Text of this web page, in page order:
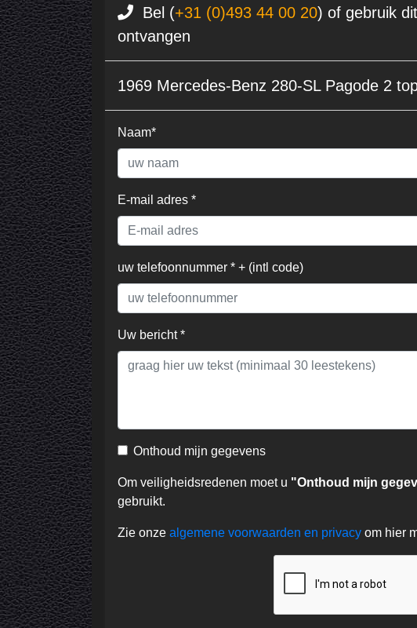
Bel (+31 (0)493 44 00 20) of gebruik
ontvangen
1969 Mercedes-Benz 280-SL Pagode 2
Naam*
E-mail adres *
uw telefoonnummer * + (intl code)
Uw bericht *
Onthoud mijn gegevens
Om veiligheidsredenen moet u "Onthoud mijn
gebruikt.
Zie onze algemene voorwaarden en privacy om hier